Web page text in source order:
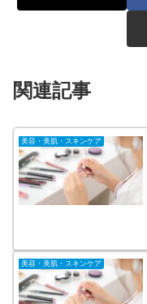
関連記事
美容・美肌・スキンケア
美容・美肌・スキンケア